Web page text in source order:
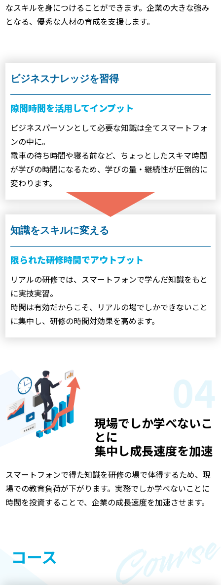
なスキルを身につけることができます。企業の大きな強み
となる、優秀な人材の育成を支援します。
ビジネスナレッジを習得
隙間時間を活用してインプット
ビジネスパーソンとして必要な知識は全てスマートフォ
ンの中に。
電車の待ち時間や寝る前など、ちょっとしたスキマ時間
が学びの時間になるため、学びの量・継続性が圧倒的に
変わります。
知識をスキルに変える
限られた研修時間でアウトプット
リアルの研修では、スマートフォンで学んだ知識をもと
に実技実習。
時間は有効だからこそ、リアルの場でしかできないこと
に集中し、研修の時間対効果を高めます。
04
現場でしか学べないこ
とに
集中し成長速度を加速
スマートフォンで得た知識を研修の場で体得するため、現
場での教育負荷が下がります。実務でしか学べないことに
時間を投資することで、企業の成長速度を加速させます。
コース